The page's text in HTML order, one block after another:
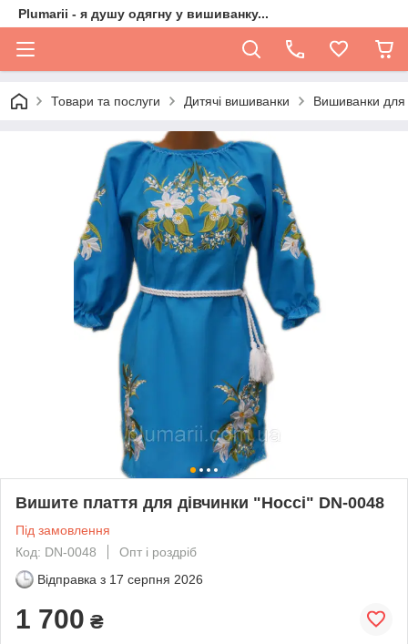
Plumarii - я душу одягну у вишиванку...
Товари та послуги Дитячі вишиванки Вишиванки для
Вишите плаття для дівчинки "Носсі" DN-0048
Під замовлення
Код: DN-0048
Опт і роздріб
Відправка з 17 серпня 2026
1 700 ₴